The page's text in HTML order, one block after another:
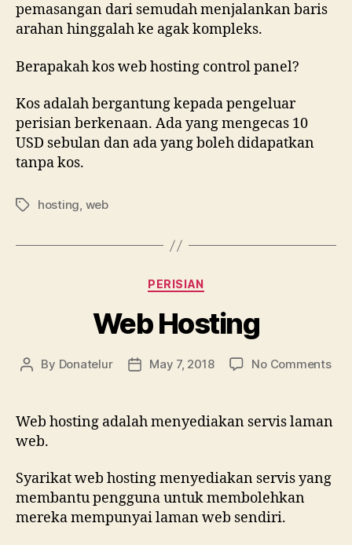
pemasangan dari semudah menjalankan baris
arahan hinggalah ke agak kompleks.
Berapakah kos web hosting control panel?
Kos adalah bergantung kepada pengeluar
perisian berkenaan. Ada yang mengecas 10
USD sebulan dan ada yang boleh didapatkan
tanpa kos.
Tagshosting, web
Categories
PERISIAN
Web Hosting
Post
By Donatelur
PostMay 7, 2018 No Commentson
Web hosting adalah menyediakan servis laman
web.
Syarikat web hosting menyediakan servis yang
membantu pengguna untuk membolehkan
mereka mempunyai laman web sendiri.